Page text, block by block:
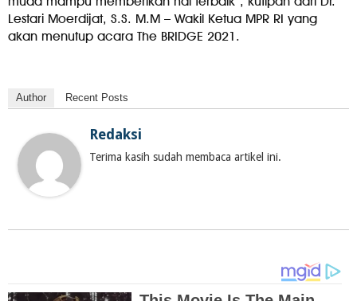
Lestari Moerdijat, S.S. M.M – Wakil Ketua MPR RI yang
akan menutup acara The BRIDGE 2021.
Author Recent Posts
Redaksi
Terima kasih sudah membaca artikel ini.